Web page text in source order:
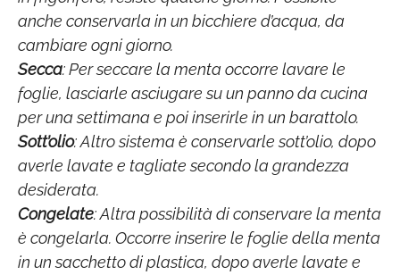
anche conservarla in un bicchiere d’acqua, da
cambiare ogni giorno.
Secca: Per seccare la menta occorre lavare le
foglie, lasciarle asciugare su un panno da cucina
per una settimana e poi inserirle in un barattolo.
Sott’olio: Altro sistema è conservarle sott’olio, dopo
averle lavate e tagliate secondo la grandezza
desiderata.
Congelate: Altra possibilità di conservare la menta
è congelarla. Occorre inserire le foglie della menta
in un sacchetto di plastica, dopo averle lavate e